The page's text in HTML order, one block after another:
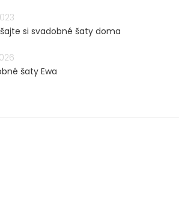
si svadobné šaty doma
šaty Ewa